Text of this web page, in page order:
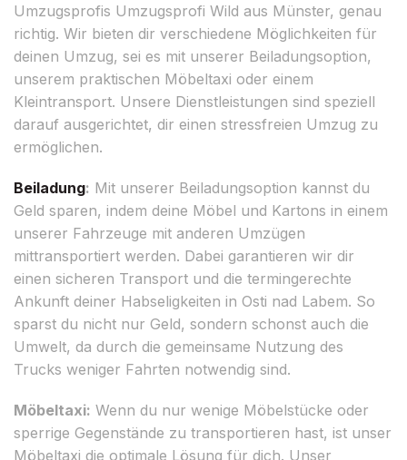
Umzugsprofis Umzugsprofi Wild aus Münster, genau
richtig. Wir bieten dir verschiedene Möglichkeiten für
deinen Umzug, sei es mit unserer Beiladungsoption,
unserem praktischen Möbeltaxi oder einem
Kleintransport. Unsere Dienstleistungen sind speziell
darauf ausgerichtet, dir einen stressfreien Umzug zu
ermöglichen.
Beiladung: Mit unserer Beiladungsoption kannst du
Geld sparen, indem deine Möbel und Kartons in einem
unserer Fahrzeuge mit anderen Umzügen
mittransportiert werden. Dabei garantieren wir dir
einen sicheren Transport und die termingerechte
Ankunft deiner Habseligkeiten in Osti nad Labem. So
sparst du nicht nur Geld, sondern schonst auch die
Umwelt, da durch die gemeinsame Nutzung des
Trucks weniger Fahrten notwendig sind.
Möbeltaxi: Wenn du nur wenige Möbelstücke oder
sperrige Gegenstände zu transportieren hast, ist unser
Möbeltaxi die optimale Lösung für dich. Unser